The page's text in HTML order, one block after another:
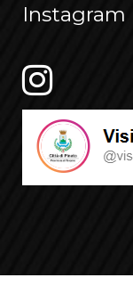
Instagram